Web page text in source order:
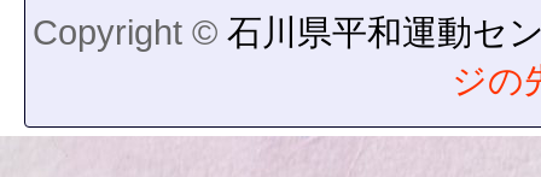
Copyright © 石川県平和運動セ
ジの